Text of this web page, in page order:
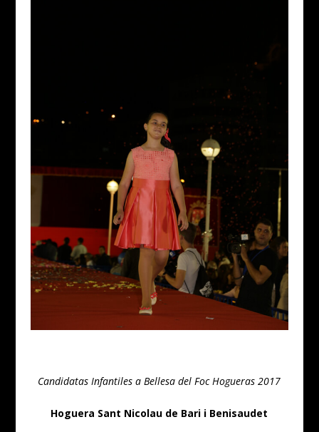
Candidatas Infantiles a Bellesa del Foc Hogueras 2017
Hoguera Sant Nicolau de Bari i Benisaudet